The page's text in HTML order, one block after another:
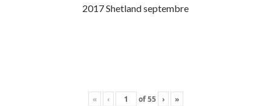
2017 Shetland septembre
« ‹ of55 › »